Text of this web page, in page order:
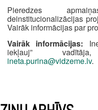
Pieredzes
deinstitucionalizācijas
Vairāk informācijas par
Vairāk informācijas:
iekļauj”
ineta.purina@vidzeme.lv.